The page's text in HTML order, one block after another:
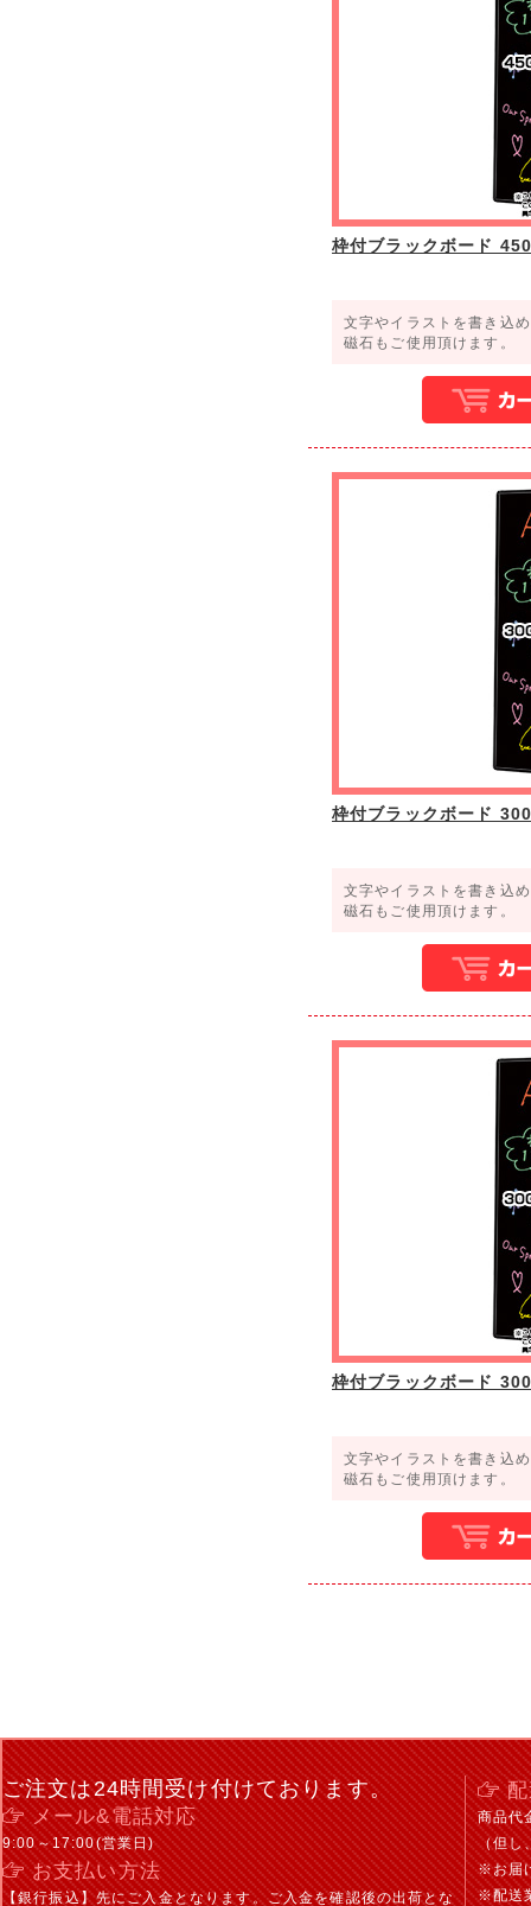
枠付ブラックボード
文字やイラストを書き込
磁石もご使用頂けます。
枠付ブラックボード
文字やイラストを書き込
磁石もご使用頂けます。
枠付ブラックボード
文字やイラストを書き込
磁石もご使用頂けます。
ご注文は24時間受け付けております。
メール&電話対応
9:00～17:00(営業日)
お支払い方法
【銀行振込】先にご入金となります。ご入金を確認後の出荷とな
商品代
（但し
※お届
※配送